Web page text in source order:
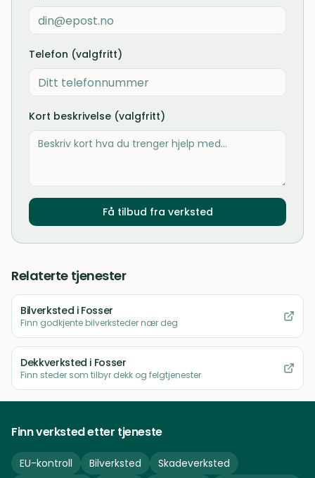
Telefon (valgfritt)
Kort beskrivelse (valgfritt)
Få tilbud fra verksted
Relaterte tjenester
Bilverksted i Fosser
Finn godkjente bilverksteder nær deg
Dekkverksted i Fosser
Finn steder som tilbyr dekk og felgtjenester
Finn verksted etter tjeneste
EU-kontroll Bilverksted
Skadeverksted